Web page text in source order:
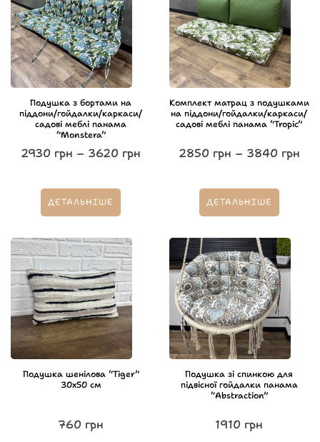
Подушка з бортами на
піддони/гойдалки/каркаси/
садові меблі панама
“Monstera”
2930 грн – 3620 грн
ДЕТАЛЬНІШЕ
Комплект матрац з подушками
на піддони/гойдалки/каркаси/
садові меблі панама “Tropic”
2850 грн – 3840 грн
ДЕТАЛЬНІШЕ
Подушка шенілова “Tiger”
30х50 см
760 грн
Подушка зі спинкою для
підвісної гойдалки панама
“Abstraction”
1910 грн